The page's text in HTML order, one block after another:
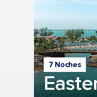
7 Noches